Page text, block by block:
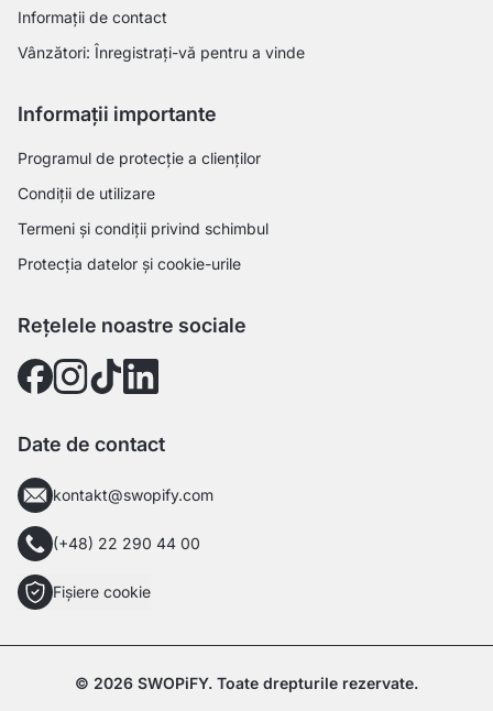
Informații de contact
Vânzători: Înregistrați-vă pentru a vinde
Informații importante
Programul de protecție a clienților
Condiții de utilizare
Termeni și condiții privind schimbul
Protecția datelor și cookie-urile
Rețelele noastre sociale
Date de contact
kontakt@swopify.com
(+48) 22 290 44 00
Fișiere cookie
© 2026 SWOPiFY. Toate drepturile rezervate.